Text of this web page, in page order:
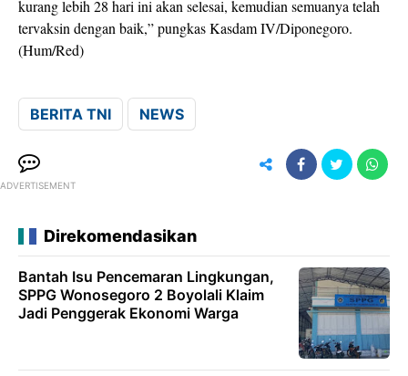
kurang lebih 28 hari ini akan selesai, kemudian semuanya telah
tervaksin dengan baik,” pungkas Kasdam IV/Diponegoro.
(Hum/Red)
BERITA TNI NEWS
ADVERTISEMENT
Direkomendasikan
Bantah Isu Pencemaran Lingkungan,
SPPG Wonosegoro 2 Boyolali Klaim
Jadi Penggerak Ekonomi Warga